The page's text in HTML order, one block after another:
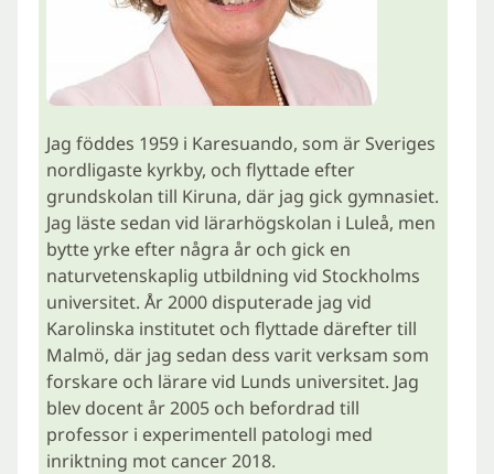
Jag föddes 1959 i Karesuando, som är Sveriges
nordligaste kyrkby, och flyttade efter
grundskolan till Kiruna, där jag gick gymnasiet.
Jag läste sedan vid lärarhögskolan i Luleå, men
bytte yrke efter några år och gick en
naturvetenskaplig utbildning vid Stockholms
universitet. År 2000 disputerade jag vid
Karolinska institutet och flyttade därefter till
Malmö, där jag sedan dess varit verksam som
forskare och lärare vid Lunds universitet. Jag
blev docent år 2005 och befordrad till
professor i experimentell patologi med
inriktning mot cancer 2018.